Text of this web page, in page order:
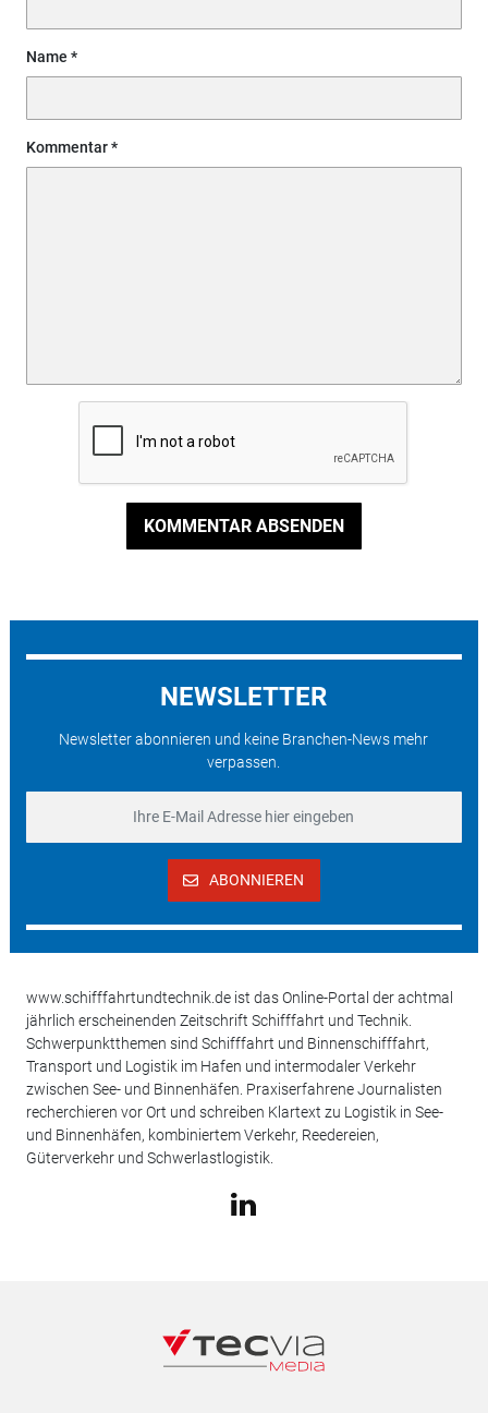
Name
Kommentar
KOMMENTAR ABSENDEN
NEWSLETTER
Newsletter abonnieren und keine Branchen-News mehr
verpassen.
ABONNIEREN
www.schifffahrtundtechnik.de ist das Online-Portal der achtmal
jährlich erscheinenden Zeitschrift Schifffahrt und Technik.
Schwerpunktthemen sind Schifffahrt und Binnenschifffahrt,
Transport und Logistik im Hafen und intermodaler Verkehr
zwischen See- und Binnenhäfen. Praxiserfahrene Journalisten
recherchieren vor Ort und schreiben Klartext zu Logistik in See-
und Binnenhäfen, kombiniertem Verkehr, Reedereien,
Güterverkehr und Schwerlastlogistik.